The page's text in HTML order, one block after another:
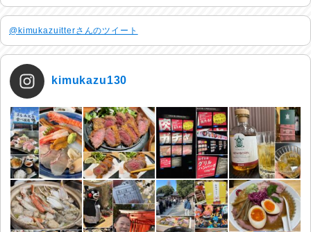
@kimukazuitterさんのツイート
kimukazu130